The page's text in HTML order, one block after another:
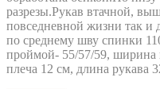
разрезы.Рукав втачной,
повседневной жизни так и
по среднему шву спинки
проймой- 55/57/59, ширина
плеча 12 см, длина рукава